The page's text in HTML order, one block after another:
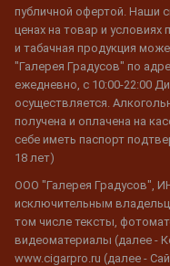
публичной офертой. Наши
ценах на товар и
и табачная продукция
"Галерея Градусов" по
ежедневно, с 10:00-22:00
осуществляется.
получена и оплачена на
себе иметь паспорт
18 лет)
ООО "Галерея Градусов",
исключительным
том числе тексты,
видеоматериалы (далее -
www.cigarpro.ru (далее -